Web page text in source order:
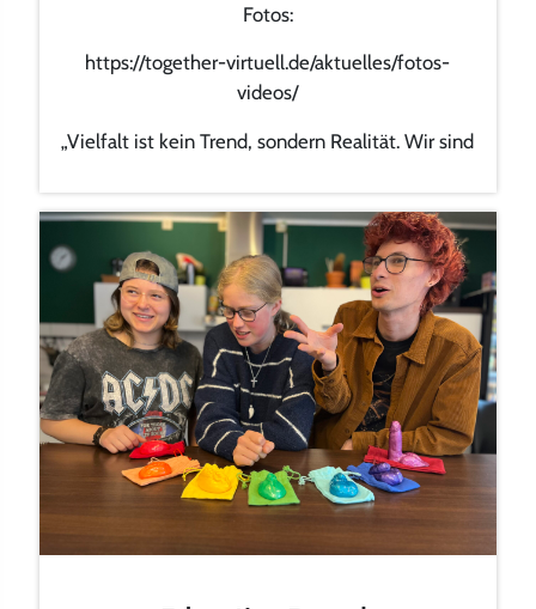
Fotos:
https://together-virtuell.de/aktuelles/fotos-
videos/
„Vielfalt ist kein Trend, sondern Realität. Wir sind